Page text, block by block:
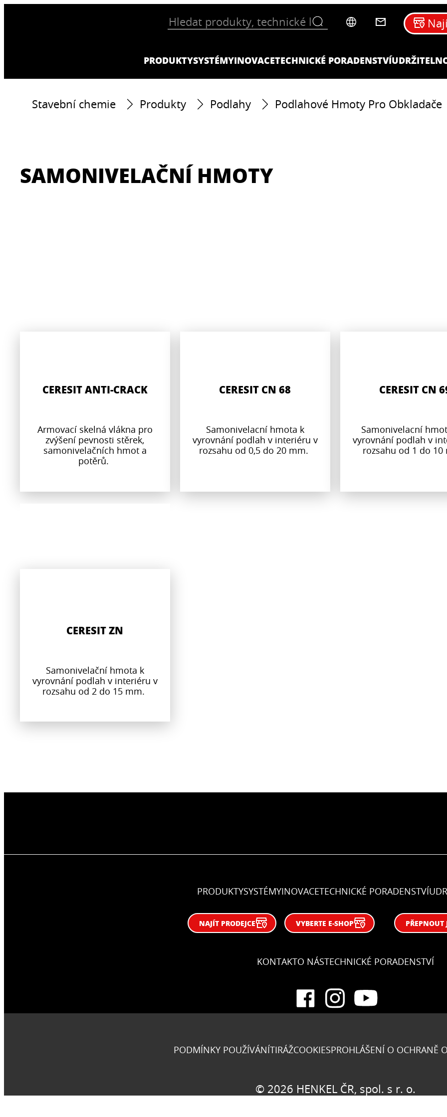
PRODUKTYSYSTÉMYINOVACETECHNICKÉ PORADENSTVÍ
Stavební chemie Produkty Podlahy Podlahové Hmoty Pro Obkladače
SAMONIVELAČNÍ HMOTY
CERESIT ANTI-CRACK
Armovací skelná vlákna pro
zvýšení pevnosti stěrek,
samonivelačních hmot a
potěrů.
CERESIT CN 68
Samonivelacní hmota k
vyrovnání podlah v interiéru v
rozsahu od 0,5 do 20 mm.
CERESIT CN
Samonivelacní
vyrovnání podlah v
rozsahu od 1 do 10
CERESIT ZN
Samonivelační hmota k
vyrovnání podlah v interiéru v
rozsahu od 2 do 15 mm.
PRODUKTYSYSTÉMYINOVACETECHNICKÉ PORADENSTVÍ
NAJÍT PRODEJCE VYBERTE E-SHOP PŘEPNOUT
KONTAKTO NÁSTECHNICKÉ PORADENSTVÍ
PODMÍNKY POUŽÍVÁNÍTIRÁŽCOOKIESPROHLÁŠENÍ O OCHRANĚ
© 2026 HENKEL ČR, spol. s r. o.